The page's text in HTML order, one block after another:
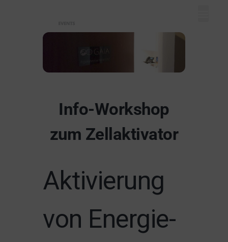
Info-Workshop
zum Zellaktivator
Aktivierung
von Energie-